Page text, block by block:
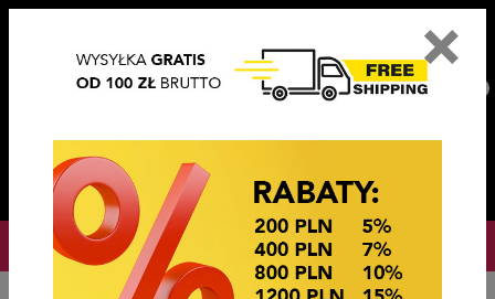
OKAZJE CENOWE! OKAZJE CENOWE!
×